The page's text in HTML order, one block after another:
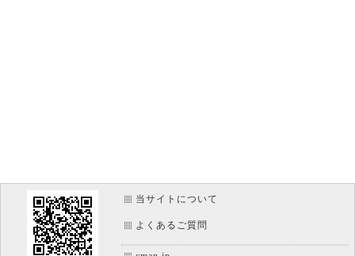
当サイトについて
よくあるご質問